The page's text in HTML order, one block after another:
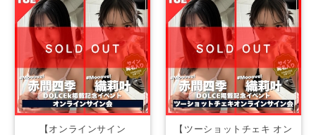
【オンラインサイン
【ツーショットチェキ オン